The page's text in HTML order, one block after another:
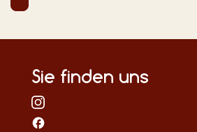
Sie finden uns